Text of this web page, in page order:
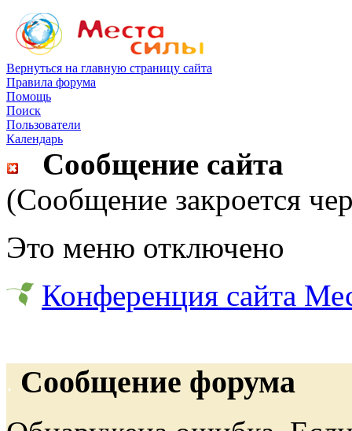
Вернуться на главную страницу сайта
Правила форума
Помощь
Поиск
Пользователи
Календарь
Сообщение сайта
(Сообщение закроется
Это меню отключено
Конференция сайта
Сообщение форума